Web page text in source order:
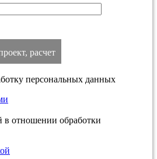
расчет
персональных данных
в отношении обработки